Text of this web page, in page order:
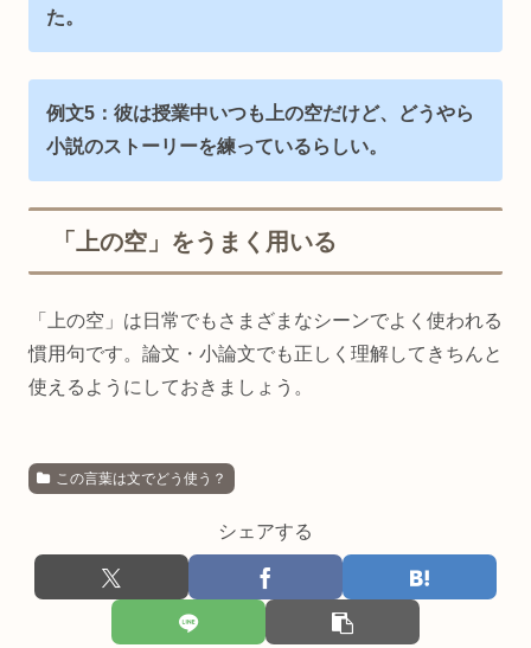
た。
例文5：彼は授業中いつも上の空だけど、どうやら
小説のストーリーを練っているらしい。
「上の空」をうまく用いる
「上の空」は日常でもさまざまなシーンでよく使われる
慣用句です。論文・小論文でも正しく理解してきちんと
使えるようにしておきましょう。
この言葉は文でどう使う？
シェアする